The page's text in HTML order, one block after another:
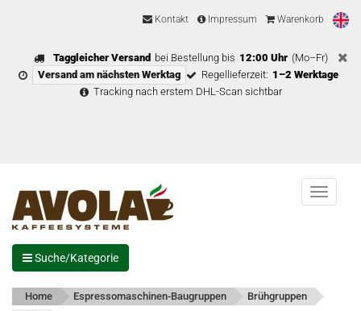
Kontakt Impressum Warenkorb
Taggleicher Versand bei Bestellung bis 12:00 Uhr (Mo–Fr)
Versand am nächsten Werktag
Regellieferzeit: 1–2 Werktage
Tracking nach erstem DHL-Scan sichtbar
Menu
Suche/Kategorie
Home Espressomaschinen-Baugruppen
Brühgruppen